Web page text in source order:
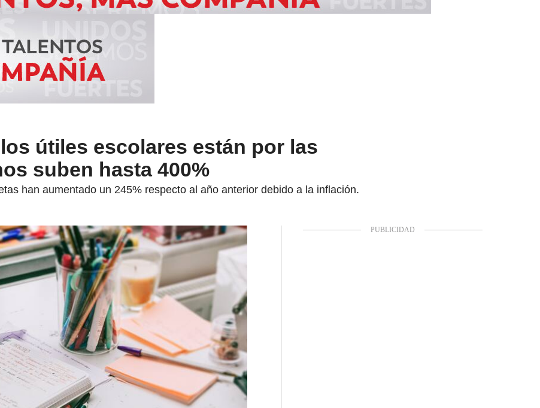
útiles escolares están por las
suben hasta 400%
han aumentado un 245% respecto al año anterior debido a la inflación.